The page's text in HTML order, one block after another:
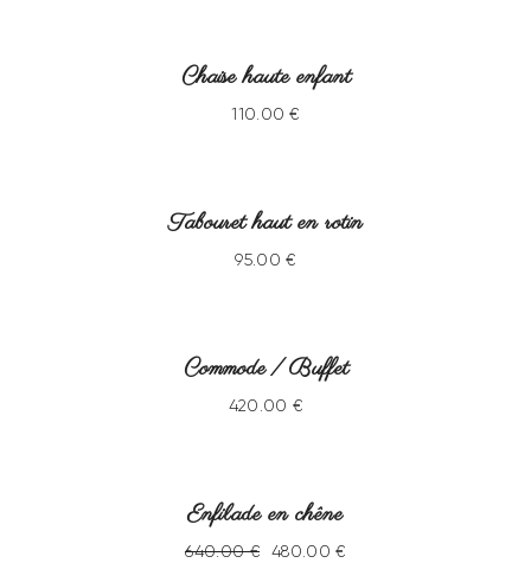
Chaise haute enfant
110.00 €
Tabouret haut en rotin
95.00 €
Commode / Buffet
420.00 €
Enfilade en chêne
640.00 € 480.00 €